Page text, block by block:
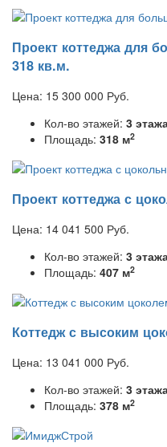
Проект коттеджа для
318 кв.м.
Цена: 15 300 000 Руб.
Кол-во этажей: 3
Площадь: 318 м2
Проект коттеджа с
Цена: 14 041 500 Руб.
Кол-во этажей: 3
Площадь: 407 м2
Коттедж с высоким
Цена: 13 041 000 Руб.
Кол-во этажей: 3
Площадь: 378 м2